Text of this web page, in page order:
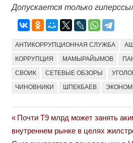
Допускается только
АНТИКОРРУПЦИОННАЯ СЛУЖБА
КОРРУПЦИЯ МАМЫРАЙЫМОВ
СВОИК СЕТЕВЫЕ ОБЗОРЫ
ЧИНОВНИКИ ШПЕКБАЕВ
Навигация
по
Previous
Post:
Почти Т9 млрд может занять
внутреннем рынке в целях